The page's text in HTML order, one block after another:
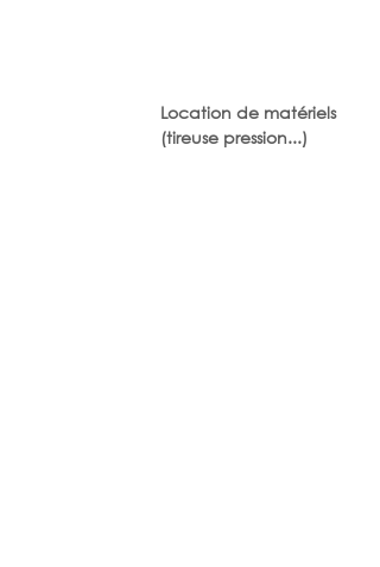
Location de matériels
(tireuse pression...)